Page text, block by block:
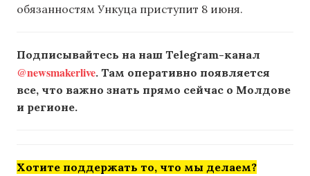
обязанностям Ункуца приступит 8 июня.
Подписывайтесь на наш Telegram-канал
@newsmakerlive. Там оперативно появляется
все, что важно знать прямо сейчас о Молдове
и регионе.
Хотите поддержать то, что мы делаем?